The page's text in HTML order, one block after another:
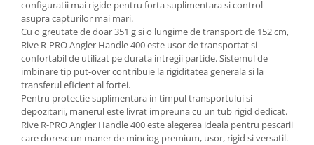
configuratii mai rigide pentru forta suplimentara si control
asupra capturilor mai mari.
Cu o greutate de doar 351 g si o lungime de transport de 152 cm,
Rive R-PRO Angler Handle 400 este usor de transportat si
confortabil de utilizat pe durata intregii partide. Sistemul de
imbinare tip put-over contribuie la rigiditatea generala si la
transferul eficient al fortei.
Pentru protectie suplimentara in timpul transportului si
depozitarii, manerul este livrat impreuna cu un tub rigid dedicat.
Rive R-PRO Angler Handle 400 este alegerea ideala pentru pescarii
care doresc un maner de minciog premium, usor, rigid si versatil.